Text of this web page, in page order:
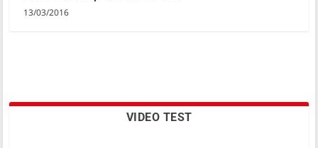
13/03/2016
VIDEO TEST